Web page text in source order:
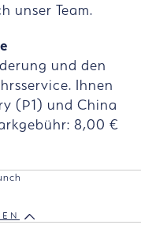
unser Team.
und den
Ihnen
(P1) und China
8,00 €